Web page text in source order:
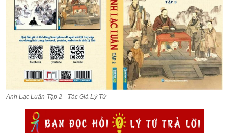
LÝ GIA
Anh Lạc Luận Tập 2 - Tác Giả Lý Tứ